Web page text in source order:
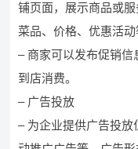
铺页面，展示商品或
菜品、价格、优惠活动
– 商家可以发布促销信
到店消费。
– 广告投放
– 为企业提供广告投